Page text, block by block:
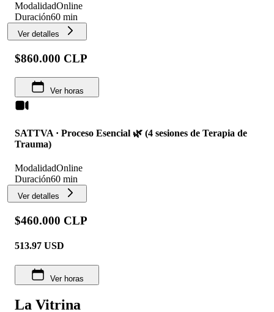
ModalidadOnline
Duración60 min
Ver detalles
$860.000 CLP
Ver horas
SATTVA · Proceso Esencial 🌿 (4 sesiones de Terapia de
Trauma)
ModalidadOnline
Duración60 min
Ver detalles
$460.000 CLP
513.97 USD
Ver horas
La Vitrina